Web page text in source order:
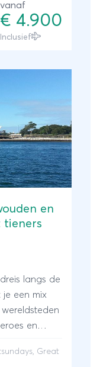
het
Bay, rij per
Fraser
Great
het
dieren en
tot
vanaf
€ 4.900
Inclusief
en
tieners
langs de
een mix
en
baaitjes, en
Great